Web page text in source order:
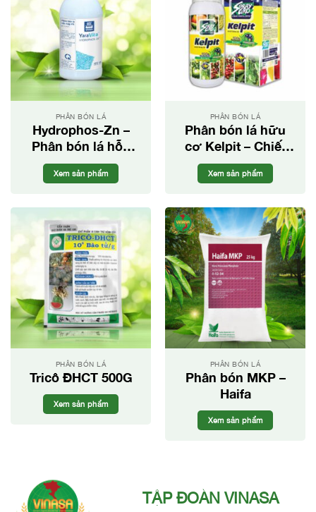
PHÂN BÓN LÁ
Hydrophos-Zn –
Phân bón lá hỗn
hợp PK
Xem sản phẩm
PHÂN BÓN LÁ
Phân bón lá hữu
cơ Kelpit – Chiết
xuất từ rong và tảo
biển
Xem sản phẩm
PHÂN BÓN LÁ
Tricô ĐHCT 500G
Xem sản phẩm
PHÂN BÓN LÁ
Phân bón MKP –
Haifa
Xem sản phẩm
TẬP ĐOÀN VINASA